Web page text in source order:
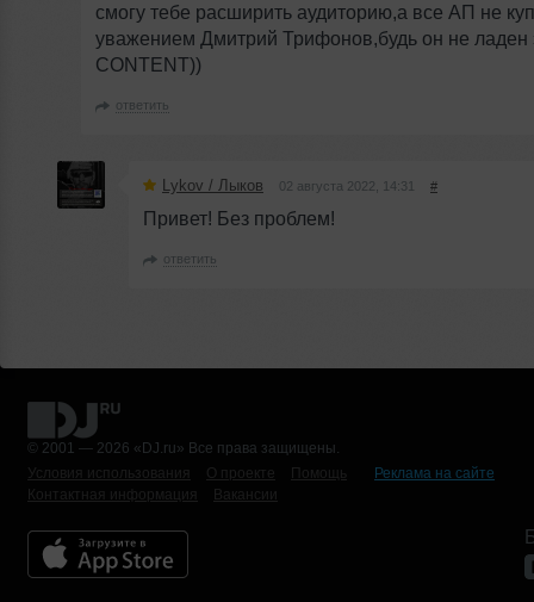
смогу тебе расширить аудиторию,а все АП не
уважением Дмитрий Трифонов,будь он не ладен
CONTENT))
ответить
Lykov / Лыков 02 августа 2022, 14:31 #
Привет! Без проблем!
ответить
© 2001 — 2026 «DJ.ru» Все права защищены.
Условия использования
О проекте Помощь
Реклама на сайте
Контактная информация
Вакансии